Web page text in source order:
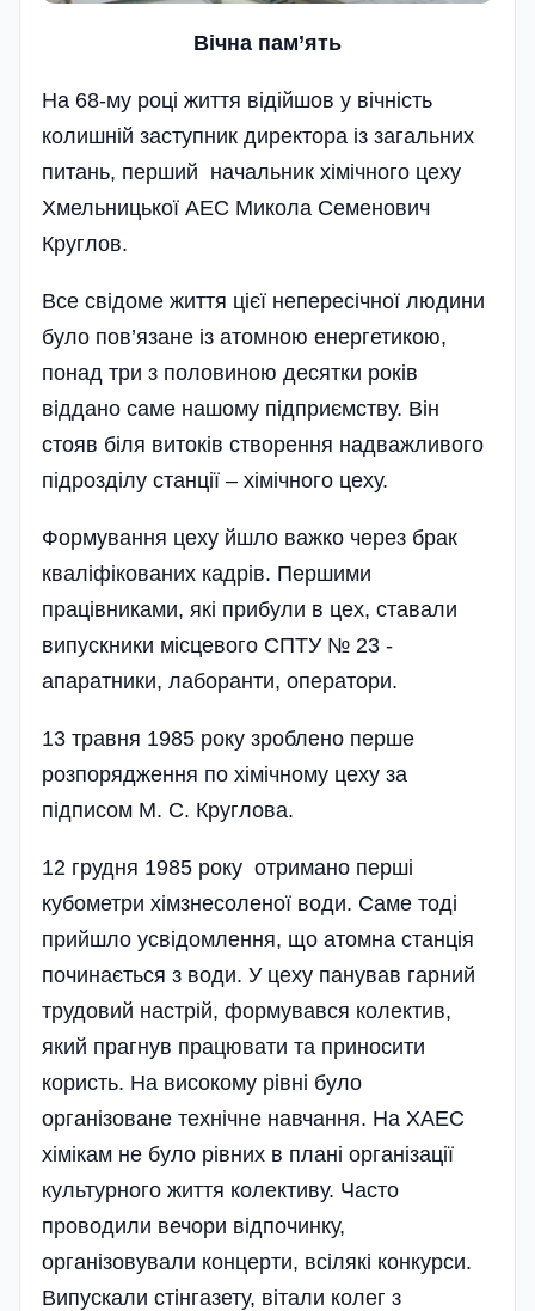
Вічна пам’ять
На 68-му році життя відійшов у вічність
колишній заступник директора із загальних
питань, перший начальник хімічного цеху
Хмельницької АЕС Микола Семенович
Круглов.
Все свідоме життя цієї непересічної людини
було пов’язане із атомною енергетикою,
понад три з половиною десятки років
віддано саме нашому підприємству. Він
стояв біля витоків створення надважливого
підрозділу станції – хімічного цеху.
Формування цеху йшло важ­ко через брак
кваліфікованих кадрів. Першими
працівниками, які прибули в цех, става­ли
випускники місцевого СПТУ № 23 -
апаратни­ки, лаборанти, оператори.
13 травня 1985 року зроблено перше
розпорядження по хімічному цеху за
підписом М. С. Круглова.
12 грудня 1985 року отримано перші
кубометри хімзнесоленої води. Саме тоді
прийшло усвідомлення, що атомна станція
починається з води. У цеху панував гарний
трудовий настрій, формувався колектив,
який прагнув працю­вати та приносити
користь. На високому рівні було
організоване технічне навчання. На ХАЕС
хімікам не було рівних в плані організації
культурного життя колективу. Часто
проводили вечори відпочинку,
організовували концерти, всілякі конкурси.
Випускали стінгазету, вітали колег з